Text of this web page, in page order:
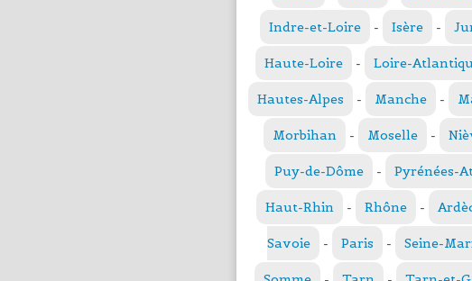
Indre-et-Loire - Isère -
Haute-Loire - Loire-
Hautes-Alpes - Manche -
Morbihan - Moselle -
Puy-de-Dôme - Pyrénées-
Haut-Rhin - Rhône -
Savoie - Paris - Seine-